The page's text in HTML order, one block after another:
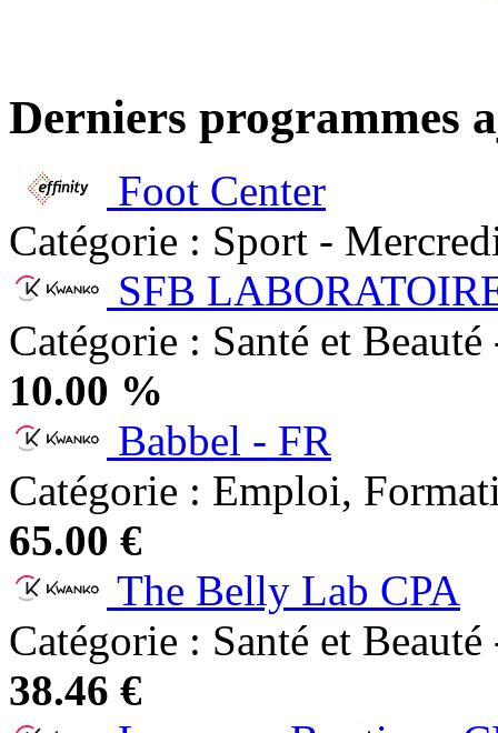
Derniers programmes
Foot Center
Catégorie : Sport -
SFB
Catégorie : Santé et
10.00 %
Babbel - FR
Catégorie : Emploi,
65.00 €
The Belly Lab CPA
Catégorie : Santé et
38.46 €